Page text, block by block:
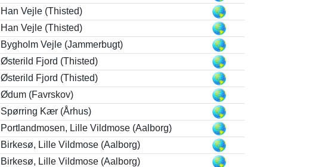
Han Vejle (Thisted)
Han Vejle (Thisted)
Bygholm Vejle (Jammerbugt)
Østerild Fjord (Thisted)
Østerild Fjord (Thisted)
Ødum (Favrskov)
Spørring Kær (Århus)
Portlandmosen, Lille Vildmose (Aalborg)
Birkesø, Lille Vildmose (Aalborg)
Birkesø, Lille Vildmose (Aalborg)